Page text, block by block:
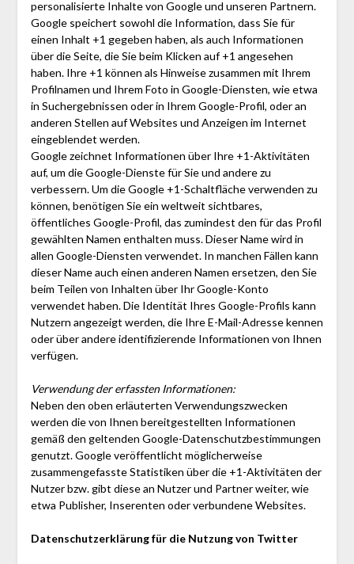
personalisierte Inhalte von Google und unseren Partnern.
Google speichert sowohl die Information, dass Sie für
einen Inhalt +1 gegeben haben, als auch Informationen
über die Seite, die Sie beim Klicken auf +1 angesehen
haben. Ihre +1 können als Hinweise zusammen mit Ihrem
Profilnamen und Ihrem Foto in Google-Diensten, wie etwa
in Suchergebnissen oder in Ihrem Google-Profil, oder an
anderen Stellen auf Websites und Anzeigen im Internet
eingeblendet werden.
Google zeichnet Informationen über Ihre +1-Aktivitäten
auf, um die Google-Dienste für Sie und andere zu
verbessern. Um die Google +1-Schaltfläche verwenden zu
können, benötigen Sie ein weltweit sichtbares,
öffentliches Google-Profil, das zumindest den für das Profil
gewählten Namen enthalten muss. Dieser Name wird in
allen Google-Diensten verwendet. In manchen Fällen kann
dieser Name auch einen anderen Namen ersetzen, den Sie
beim Teilen von Inhalten über Ihr Google-Konto
verwendet haben. Die Identität Ihres Google-Profils kann
Nutzern angezeigt werden, die Ihre E-Mail-Adresse kennen
oder über andere identifizierende Informationen von Ihnen
verfügen.
Verwendung der erfassten Informationen:
Neben den oben erläuterten Verwendungszwecken
werden die von Ihnen bereitgestellten Informationen
gemäß den geltenden Google-Datenschutzbestimmungen
genutzt. Google veröffentlicht möglicherweise
zusammengefasste Statistiken über die +1-Aktivitäten der
Nutzer bzw. gibt diese an Nutzer und Partner weiter, wie
etwa Publisher, Inserenten oder verbundene Websites.
Datenschutzerklärung für die Nutzung von Twitter